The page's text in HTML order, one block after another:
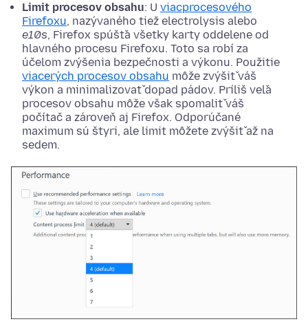
Limit procesov obsahu: U viacprocesového
Firefoxu, nazývaného tiež electrolysis alebo
e10s, Firefox spúšťa všetky karty oddelene od
hlavného procesu Firefoxu. Toto sa robí za
účelom zvýšenia bezpečnosti a výkonu. Použitie
viacerých procesov obsahu môže zvýšiť váš
výkon a minimalizovať dopad pádov. Príliš veľa
procesov obsahu môže však spomaliť váš
počítač a zároveň aj Firefox. Odporúčané
maximum sú štyri, ale limit môžete zvýšiť až na
sedem.